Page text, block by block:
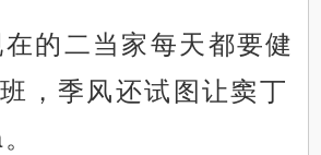
的二当家每天都要健
，季风还试图让窦丁